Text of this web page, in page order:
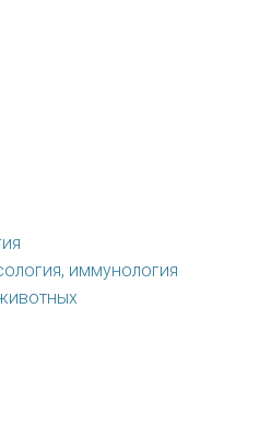
иммунология